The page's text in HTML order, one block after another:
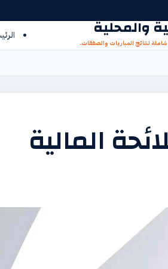
والمحلية
لنتائج المباريات والصفقات.
المالية